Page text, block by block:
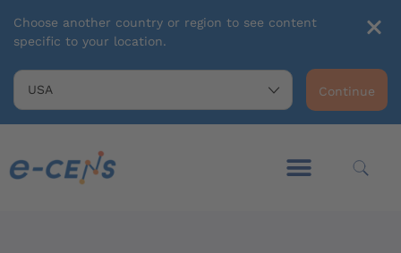
Choose another country or region to see content
specific to your location.
Continue